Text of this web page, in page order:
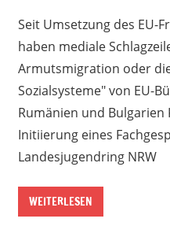
Seit Umsetzung des EU-
haben mediale
Armutsmigration oder
Sozialsysteme" von EU-
Rumänien und
Initiierung eines
Landesjugendring NRW
WEITERLESEN